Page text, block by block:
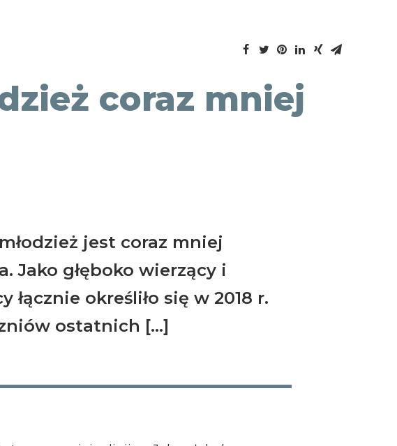
coraz mniej
jest coraz mniej
Jako głęboko wierzący i
łącznie określiło się w 2018 r.
ostatnich […]